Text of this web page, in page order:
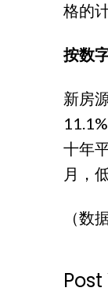
格的
按数
新房
十年
月，
（数